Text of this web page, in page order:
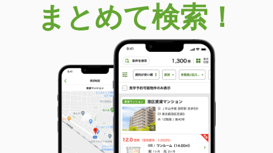
まとめて検索！